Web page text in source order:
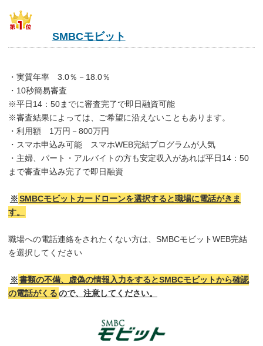
SMBCモビット
・実質年率 3.0％－18.0％
・10秒簡易審査
※平日14：50までに審査完了で即日融資可能
※審査結果によっては、ご希望に沿えないこともあります。
・利用額 1万円－800万円
・スマホ申込み可能 スマホWEB完結プログラムが人気
・主婦、パート・アルバイトの方も安定収入があれば平日14：50
まで審査申込み完了で即日融資
※SMBCモビットカードローンを選択すると職場に電話がきま
す。
職場への電話連絡をされたくない方は、SMBCモビットWEB完結
を選択してください
※書類の不備、虚偽の情報入力をするとSMBCモビットから確認
の電話がくるので、注意してください。